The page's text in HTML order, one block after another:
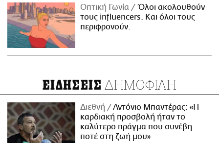
Οπτική Γωνία
Όλοι ακολουθούν
τους influencers. Και όλοι τους
περιφρονούν.
ΕΙΔΗΣΕΙΣ ΔΗΜΟΦΙΛΗ
Διεθνή
Αντόνιο Μπαντέρας: «Η
καρδιακή προσβολή ήταν το
καλύτερο πράγμα που συνέβη
ποτέ στη ζωή μου»